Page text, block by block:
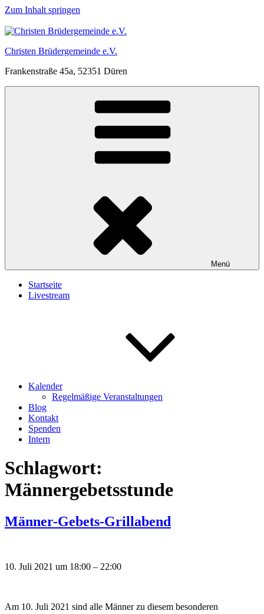
Zum Inhalt springen
Christen Brüdergemeinde e.V.
Frankenstraße 45a, 52351 Düren
Menü
Startseite
Livestream
Kalender
Regelmäßige Veranstaltungen
Blog
Kontakt
Spenden
Intern
Schlagwort:
Männergebetsstunde
Männer-Gebets-Grillabend
10. Juli 2021 um 18:00 – 22:00
Am 10. Juli 2021 sind alle Männer zu diesem besonderen